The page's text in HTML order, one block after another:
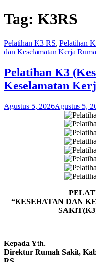
Tag: K3RS
Pelatihan K3 RS, Pelatihan
dan Keselamatan Kerja
Pelatihan K3
Keselamatan
Agustus 5, 2026Agustus 5,
“KESEHATAN DAN
Kepada Yth.
Direktur Rumah Sakit,